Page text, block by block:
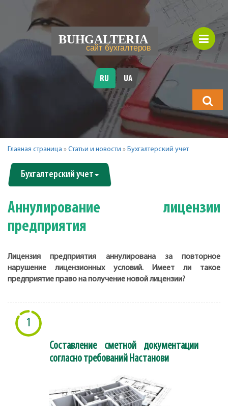
будете
искать?
RU UA
Главная страница » Статьи и новости » Бухгалтерский учет
Бухгалтерский учет
Аннулирование лицензии
предприятия
Лицензия предприятия аннулирована за повторное
нарушение лицензионных условий. Имеет ли такое
предприятие право на получение новой лицензии?
1
Составление сметной документации
согласно требований Настанови